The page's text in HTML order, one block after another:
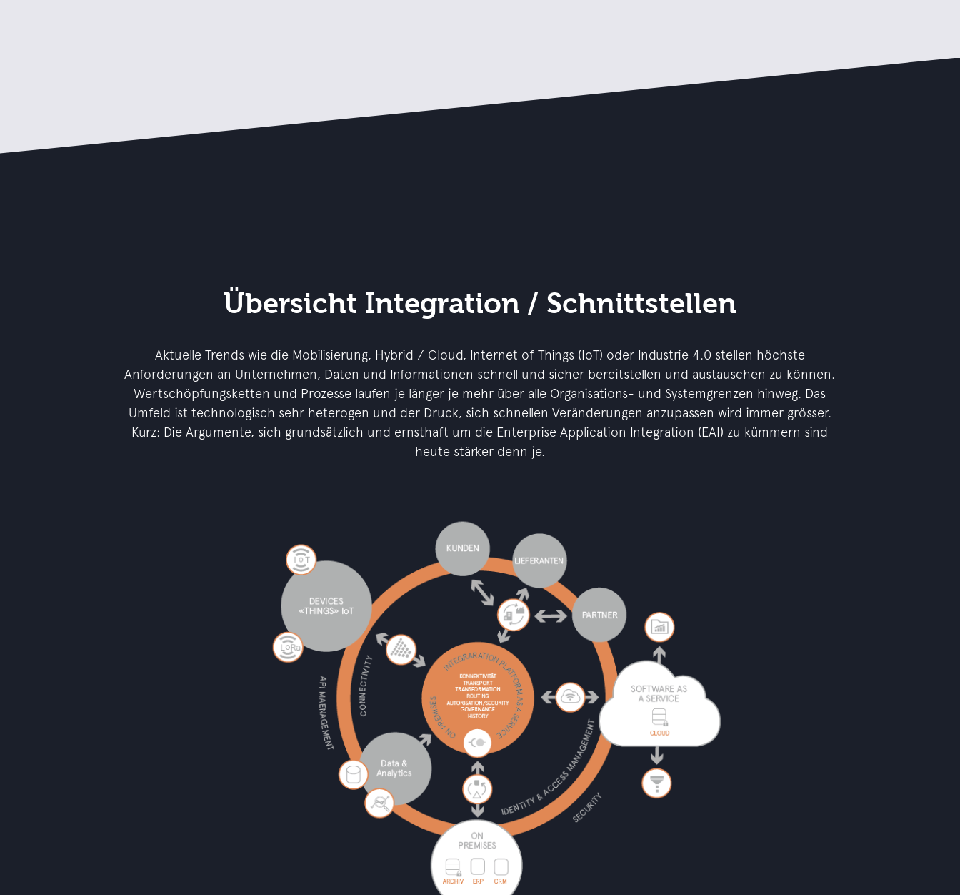
Übersicht Integration / Schnittstellen
Aktuelle Trends wie die Mobilisierung, Hybrid / Cloud, Internet of Things (IoT) oder Industrie 4.0 stellen höchste
Anforderungen an Unternehmen, Daten und Informationen schnell und sicher bereitstellen und austauschen zu können.
Wertschöpfungsketten und Prozesse laufen je länger je mehr über alle Organisations- und Systemgrenzen hinweg. Das
Umfeld ist technologisch sehr heterogen und der Druck, sich schnellen Veränderungen anzupassen wird immer grösser.
Kurz: Die Argumente, sich grundsätzlich und ernsthaft um die Enterprise Application Integration (EAI) zu kümmern sind
heute stärker denn je.